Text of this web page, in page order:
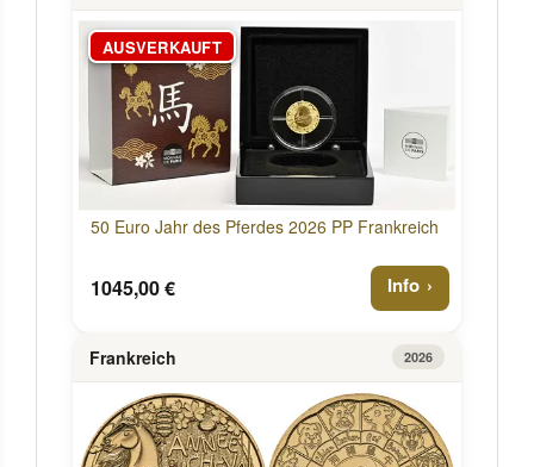
AUSVERKAUFT
50 Euro Jahr des Pferdes 2026 PP Frankreich
1045,00 € Info
Frankreich 2026